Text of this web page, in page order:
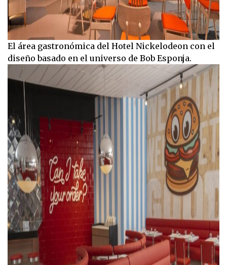
El área gastronómica del Hotel Nickelodeon con el
diseño basado en el universo de Bob Esponja.